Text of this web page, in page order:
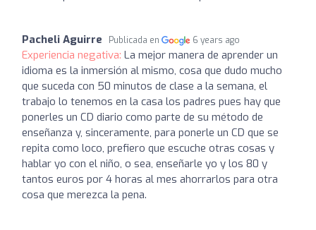
Pacheli Aguirre Publicada en 6 years ago
Experiencia negativa: La mejor manera de aprender un
idioma es la inmersión al mismo, cosa que dudo mucho
que suceda con 50 minutos de clase a la semana, el
trabajo lo tenemos en la casa los padres pues hay que
ponerles un CD diario como parte de su método de
enseñanza y, sinceramente, para ponerle un CD que se
repita como loco, prefiero que escuche otras cosas y
hablar yo con el niño, o sea, enseñarle yo y los 80 y
tantos euros por 4 horas al mes ahorrarlos para otra
cosa que merezca la pena.